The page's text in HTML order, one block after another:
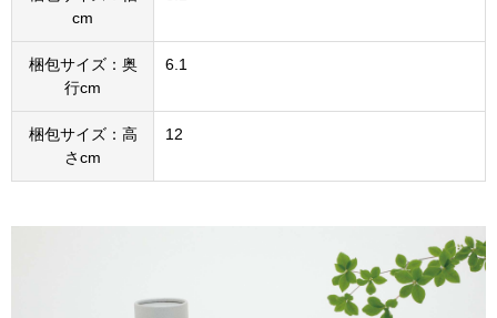
cm
梱包サイズ：奥
行cm
6.1
梱包サイズ：高
さcm
12